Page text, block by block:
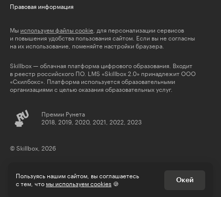
Правовая информация
Мы используем файлы cookie , для персонализации сервисов
и повышения удобства пользования сайтом. Если вы не согласны
на их использование, поменяйте настройки браузера.
Skillbox — облачная платформа цифрового образования. Входит
в реестр российского ПО. LMS «Skillbox 2.0» принадлежит ООО
«Скилбокс». Платформа используется образовательными
организациями с целью оказания образовательных услуг.
Премии Рунета
2018, 2019, 2020, 2021, 2022, 2023
© Skillbox, 2026
** деятельность компании Meta Platforms Inc., которой
Пользуясь нашим сайтом, вы соглашаетесь
с тем, что мы используем cookies 🍪
Окей